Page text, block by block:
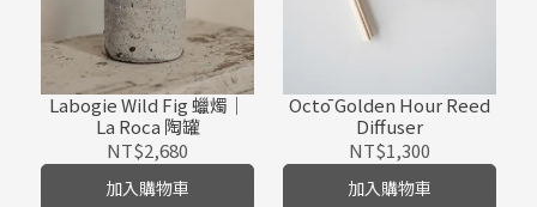
Labogie Wild Fig 蠟燭｜
La Roca 陶罐
NT$2,680
加入購物車
Octō Golden Hour Reed
Diffuser
NT$1,300
加入購物車